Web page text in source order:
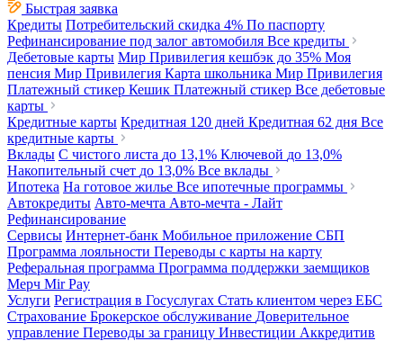
Быстрая заявка
Кредиты Потребительский скидка 4% По паспорту
Рефинансирование под залог автомобиля Все кредиты
Дебетовые карты Мир Привилегия кешбэк до 35% Моя
пенсия Мир Привилегия Карта школьника Мир Привилегия
Платежный стикер Кешик Платежный стикер Все дебетовые
карты
Кредитные карты Кредитная 120 дней Кредитная 62 дня Все
кредитные карты
Вклады С чистого листа до 13,1% Ключевой до 13,0%
Накопительный счет до 13,0% Все вклады
Ипотека На готовое жилье Все ипотечные программы
Автокредиты Авто-мечта Авто-мечта - Лайт
Рефинансирование
Сервисы Интернет-банк Мобильное приложение СБП
Программа лояльности Переводы с карты на карту
Реферальная программа Программа поддержки заемщиков
Мерч Mir Pay
Услуги Регистрация в Госуслугах Стать клиентом через ЕБС
Страхование Брокерское обслуживание Доверительное
управление Переводы за границу Инвестиции Аккредитив